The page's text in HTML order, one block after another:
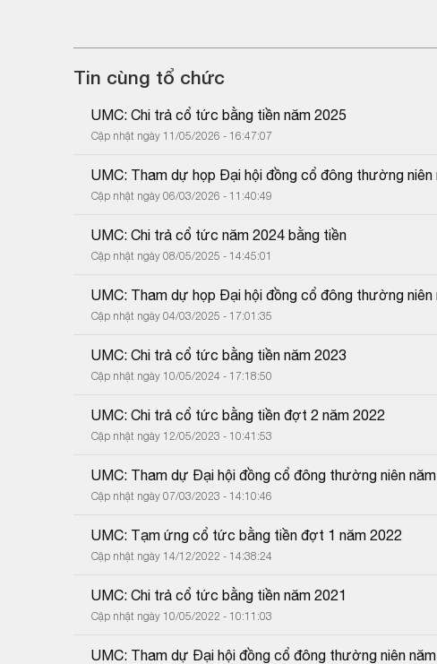
Tin cùng tổ chức
UMC: Chi trả cổ tức bằng tiền năm 2025
Cập nhật ngày 11/05/2026 - 16:47:07
UMC: Tham dự họp Đại hội đồng cổ đông thường niên
Cập nhật ngày 06/03/2026 - 11:40:49
UMC: Chi trả cổ tức năm 2024 bằng tiền
Cập nhật ngày 08/05/2025 - 14:45:01
UMC: Tham dự họp Đại hội đồng cổ đông thường niên
Cập nhật ngày 04/03/2025 - 17:01:35
UMC: Chi trả cổ tức bằng tiền năm 2023
Cập nhật ngày 10/05/2024 - 17:18:50
UMC: Chi trả cổ tức bằng tiền đợt 2 năm 2022
Cập nhật ngày 12/05/2023 - 10:41:53
UMC: Tham dự Đại hội đồng cổ đông thường niên
Cập nhật ngày 07/03/2023 - 14:10:46
UMC: Tạm ứng cổ tức bằng tiền đợt 1 năm 2022
Cập nhật ngày 14/12/2022 - 14:38:24
UMC: Chi trả cổ tức bằng tiền năm 2021
Cập nhật ngày 10/05/2022 - 10:11:03
UMC: Tham dự Đại hội đồng cổ đông thường niên